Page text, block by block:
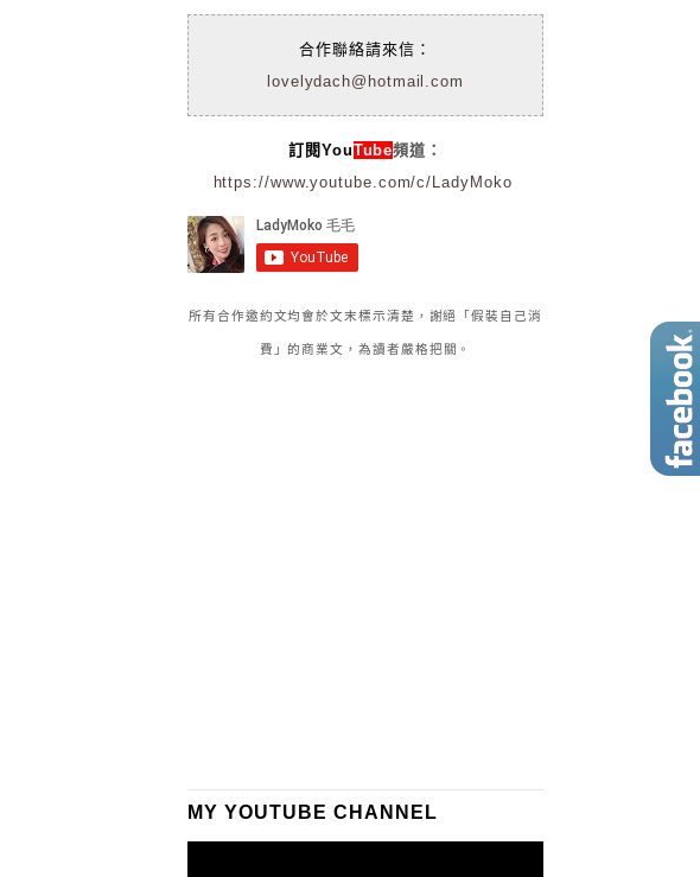
合作聯絡請來信：
lovelydach@hotmail.com
訂閱YouTube頻道：
https://www.youtube.com/c/LadyMoko
所有合作邀約文均會於文末標示清楚，謝絕「假裝自己消
費」的商業文，為讀者嚴格把關。
MY YOUTUBE CHANNEL